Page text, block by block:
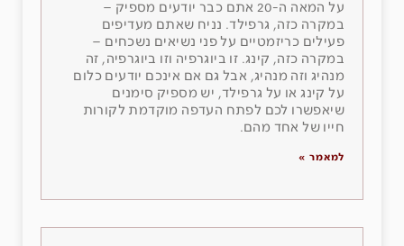
על המאה ה-20 אתם כבר יודעים מספיק –
במקרה כזה, גרפילד. נניח שאתם מעדיפים
פעילים כריזמטיים על פני נשיאים נשכחים –
במקרה כזה, קינג. זו ביוגרפיה וזו ביוגרפיה, זה
מנהיג וזה מנהיג, אבל גם אם אינכם יודעים כלום
על קינג או על גרפילד, יש מספיק סימנים
שיאפשרו לכם לפתח העדפה מוקדמת לקורות
חייו של אחד מהם.
למאמר »